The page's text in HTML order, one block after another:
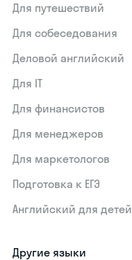
Для путешествий
Для собеседования
Деловой английский
Для IT
Для финансистов
Для менеджеров
Для маркетологов
Подготовка к ЕГЭ
Английский для детей
Другие языки